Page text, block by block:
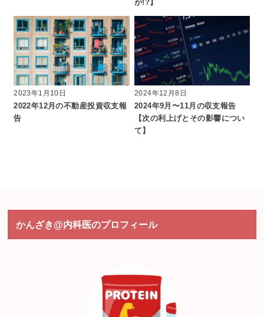
が!?】
2023年1月10日
2022年12月の不動産投資収支報
告
2024年12月8日
2024年9月〜11月の収支報告
【次の利上げとその影響につい
て】
かんざき@内科医のプロフィール